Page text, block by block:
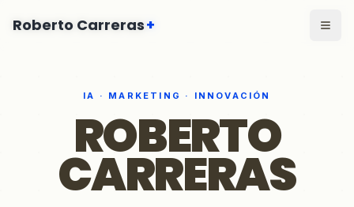
Roberto Carreras+
IA · MARKETING · INNOVACIÓN
ROBERTO
CARRERAS
Roberto Carreras+